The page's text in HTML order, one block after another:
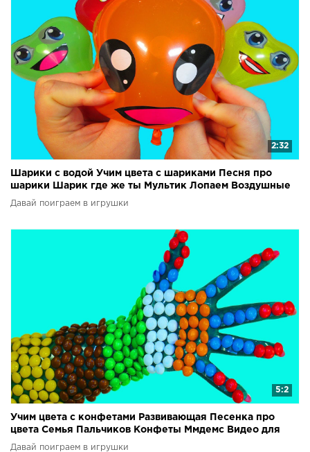
2:32
Шарики с водой Учим цвета с шариками Песня про
шарики Шарик где же ты Мультик Лопаем Воздушные
шары
Давай поиграем в игрушки
5:2
Учим цвета с конфетами Развивающая Песенка про
цвета Семья Пальчиков Конфеты Ммдемс Видео для
детей
Давай поиграем в игрушки